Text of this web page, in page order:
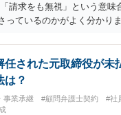
請求をも無視」という意味
っているのかがよく分かり
と思われます。
任された元取締役が未
は？
事業承継 #顧問弁護士契約
#社